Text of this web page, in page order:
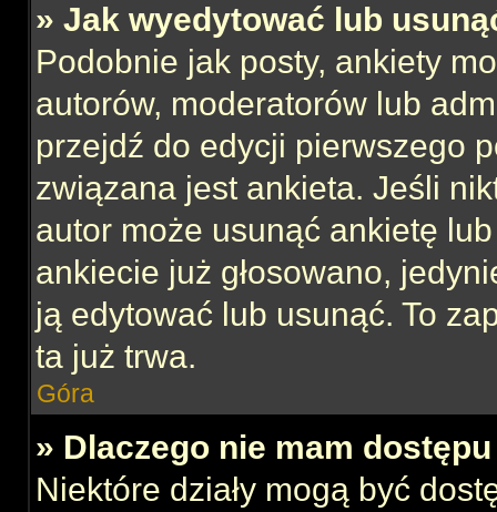
» Jak wyedytować lub
Podobnie jak posty, ankiety
autorów, moderatorów lub
przejdź do edycji pierwszego
związana jest ankieta. Jeśli
autor może usunąć ankietę
ankiecie już głosowano,
ją edytować lub usunąć. To
ta już trwa.
Góra
» Dlaczego nie mam dostępu
Niektóre działy mogą być